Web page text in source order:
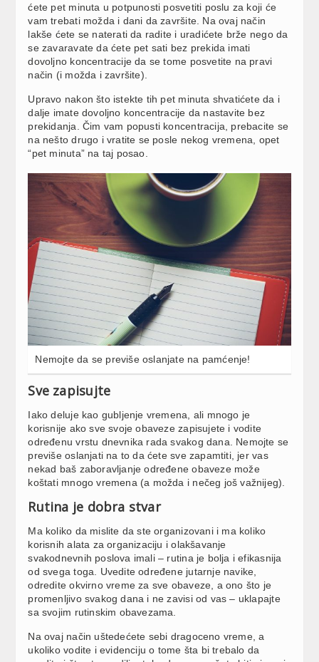
ćete pet minuta u potpunosti posvetiti poslu za koji će
vam trebati možda i dani da završite. Na ovaj način
lakše ćete se naterati da radite i uradićete brže nego da
se zavaravate da ćete pet sati bez prekida imati
dovoljno koncentracije da se tome posvetite na pravi
način (i možda i završite).
Upravo nakon što istekte tih pet minuta shvatićete da i
dalje imate dovoljno koncentracije da nastavite bez
prekidanja. Čim vam popusti koncentracija, prebacite se
na nešto drugo i vratite se posle nekog vremena, opet
“pet minuta” na taj posao.
Nemojte da se previše oslanjate na pamćenje!
Sve zapisujte
Iako deluje kao gubljenje vremena, ali mnogo je
korisnije ako sve svoje obaveze zapisujete i vodite
određenu vrstu dnevnika rada svakog dana. Nemojte se
previše oslanjati na to da ćete sve zapamtiti, jer vas
nekad baš zaboravljanje određene obaveze može
koštati mnogo vremena (a možda i nečeg još važnijeg).
Rutina je dobra stvar
Ma koliko da mislite da ste organizovani i ma koliko
korisnih alata za organizaciju i olakšavanje
svakodnevnih poslova imali – rutina je bolja i efikasnija
od svega toga. Uvedite određene jutarnje navike,
odredite okvirno vreme za sve obaveze, a ono što je
promenljivo svakog dana i ne zavisi od vas – uklapajte
sa svojim rutinskim obavezama.
Na ovaj način uštedećete sebi dragoceno vreme, a
ukoliko vodite i evidenciju o tome šta bi trebalo da